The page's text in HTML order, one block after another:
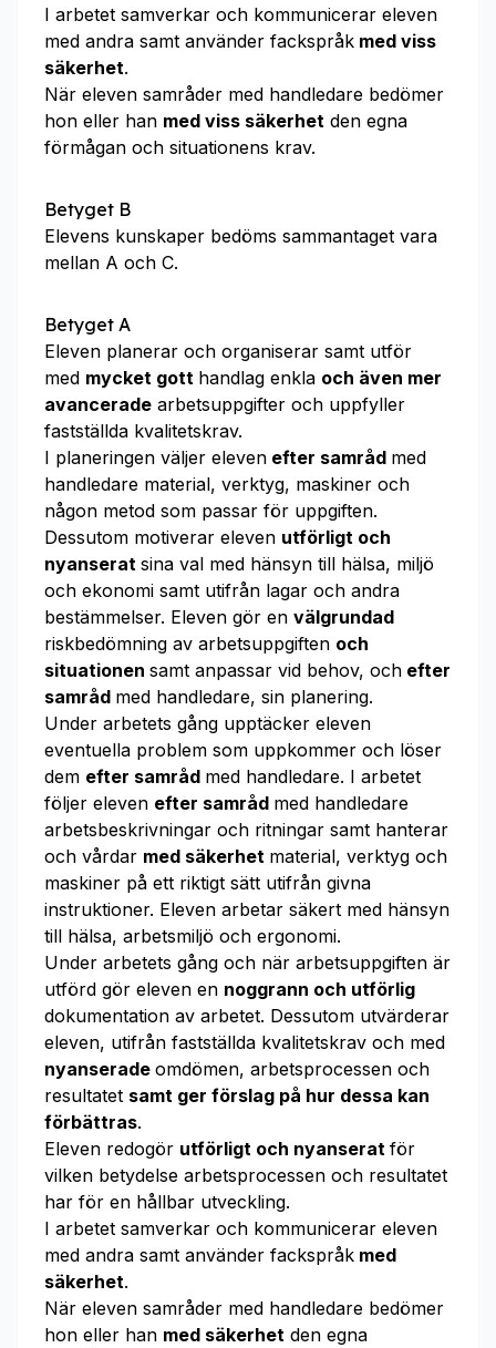
I arbetet samverkar och kommunicerar eleven
med andra samt använder fackspråk med viss
säkerhet.
När eleven samråder med handledare bedömer
hon eller han med viss säkerhet den egna
förmågan och situationens krav.
Betyget B
Elevens kunskaper bedöms sammantaget vara
mellan A och C.
Betyget A
Eleven planerar och organiserar samt utför
med mycket gott handlag enkla och även mer
avancerade arbetsuppgifter och uppfyller
fastställda kvalitetskrav.
I planeringen väljer eleven efter samråd med
handledare material, verktyg, maskiner och
någon metod som passar för uppgiften.
Dessutom motiverar eleven utförligt och
nyanserat sina val med hänsyn till hälsa, miljö
och ekonomi samt utifrån lagar och andra
bestämmelser. Eleven gör en välgrundad
riskbedömning av arbetsuppgiften och
situationen samt anpassar vid behov, och efter
samråd med handledare, sin planering.
Under arbetets gång upptäcker eleven
eventuella problem som uppkommer och löser
dem efter samråd med handledare. I arbetet
följer eleven efter samråd med handledare
arbetsbeskrivningar och ritningar samt hanterar
och vårdar med säkerhet material, verktyg och
maskiner på ett riktigt sätt utifrån givna
instruktioner. Eleven arbetar säkert med hänsyn
till hälsa, arbetsmiljö och ergonomi.
Under arbetets gång och när arbetsuppgiften är
utförd gör eleven en noggrann och utförlig
dokumentation av arbetet. Dessutom utvärderar
eleven, utifrån fastställda kvalitetskrav och med
nyanserade omdömen, arbetsprocessen och
resultatet samt ger förslag på hur dessa kan
förbättras.
Eleven redogör utförligt och nyanserat för
vilken betydelse arbetsprocessen och resultatet
har för en hållbar utveckling.
I arbetet samverkar och kommunicerar eleven
med andra samt använder fackspråk med
säkerhet.
När eleven samråder med handledare bedömer
hon eller han med säkerhet den egna